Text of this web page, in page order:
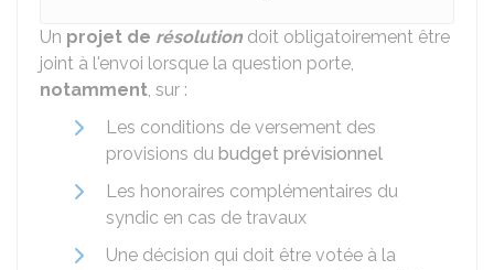
Un projet de résolutiondoit obligatoirement être
joint à l'envoi lorsque la question porte,
notamment, sur :
Les conditions de versement des
provisions du budget prévisionnel
Les honoraires complémentaires du
syndic en cas de travaux
Une décision qui doit être votée à la